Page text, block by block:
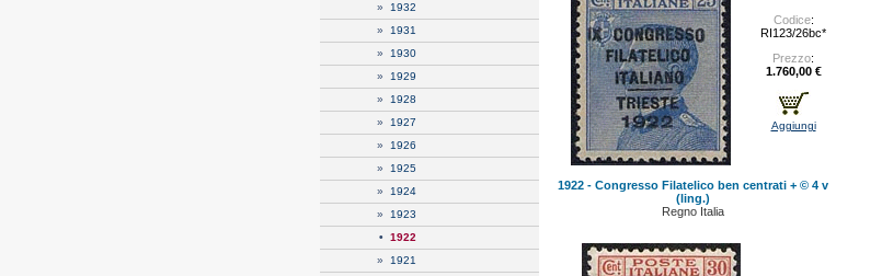
» 1932
» 1931
» 1930
» 1929
» 1928
» 1927
» 1926
» 1925
» 1924
» 1923
• 1922
» 1921
Codice:
RI123/26bc*
Prezzo:
1.760,00 €
Aggiungi
1922 - Congresso Filatelico ben centrati + © 4 v
(ling.)
Regno Italia